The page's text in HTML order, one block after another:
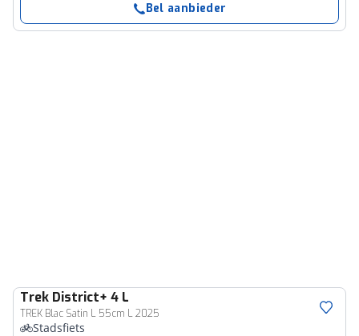
Bel aanbieder
Trek District+ 4 L
TREK Blac Satin L 55cm L 2025
Stadsfiets